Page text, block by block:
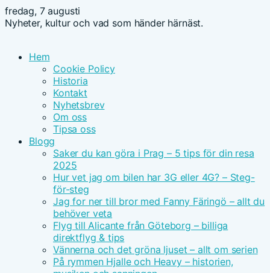
fredag, 7 augusti
Nyheter, kultur och vad som händer härnäst.
Hem
Cookie Policy
Historia
Kontakt
Nyhetsbrev
Om oss
Tipsa oss
Blogg
Saker du kan göra i Prag – 5 tips för din resa
2025
Hur vet jag om bilen har 3G eller 4G? – Steg-
för-steg
Jag for ner till bror med Fanny Färingö – allt du
behöver veta
Flyg till Alicante från Göteborg – billiga
direktflyg & tips
Vännerna och det gröna ljuset – allt om serien
På rymmen Hjalle och Heavy – historien,